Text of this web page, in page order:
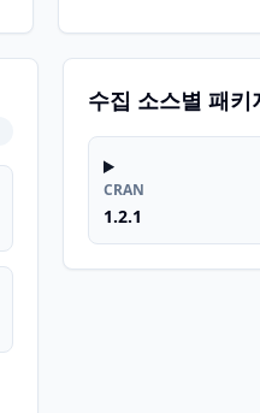
수집 소스별 패키
CRAN
1.2.1